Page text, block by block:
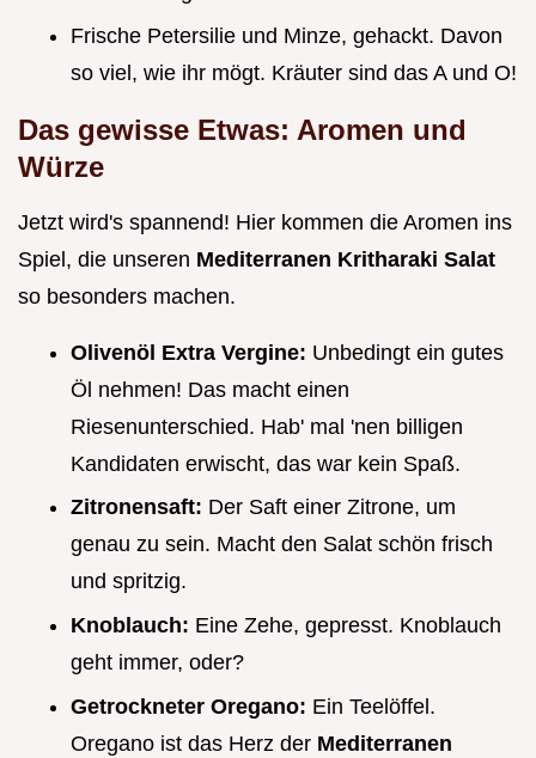
Frische Petersilie und Minze, gehackt. Davon
so viel, wie ihr mögt. Kräuter sind das A und O!
Das gewisse Etwas: Aromen und
Würze
Jetzt wird's spannend! Hier kommen die Aromen ins
Spiel, die unseren Mediterranen Kritharaki Salat
so besonders machen.
Olivenöl Extra Vergine: Unbedingt ein gutes
Öl nehmen! Das macht einen
Riesenunterschied. Hab' mal 'nen billigen
Kandidaten erwischt, das war kein Spaß.
Zitronensaft: Der Saft einer Zitrone, um
genau zu sein. Macht den Salat schön frisch
und spritzig.
Knoblauch: Eine Zehe, gepresst. Knoblauch
geht immer, oder?
Getrockneter Oregano: Ein Teelöffel.
Oregano ist das Herz der Mediterranen